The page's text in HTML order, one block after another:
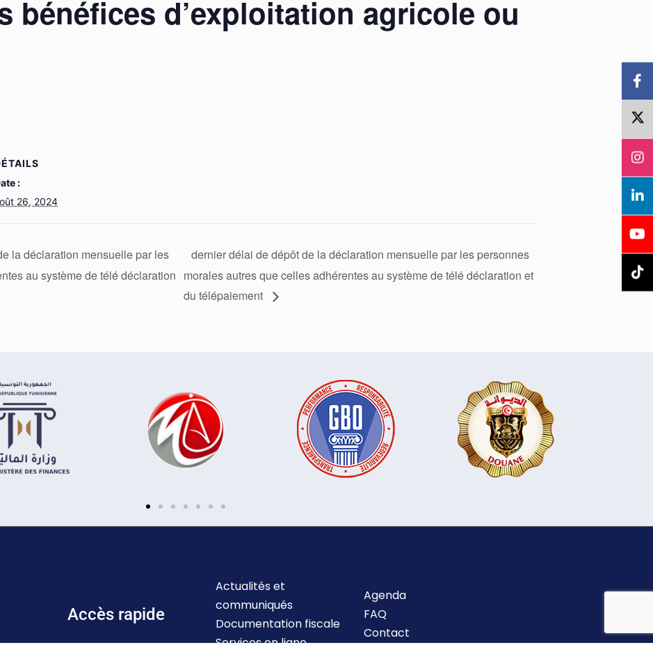
bénéfices d’exploitation agricole ou
:
26, 2024
la déclaration mensuelle par les
au système de télé déclaration
dernier délai de dépôt de la déclaration mensuelle par les personnes
morales autres que celles adhérentes au système de télé déclaration et
du télépaiement
Accès rapide
Actualités et
communiqués
Documentation fiscale
Agenda
FAQ
Contact